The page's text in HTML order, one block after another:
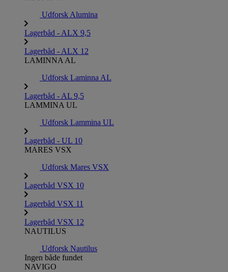
Udforsk Alumina
Lagerbåd - ALX 9,5
Lagerbåd - ALX 12
LAMINNA AL
Udforsk Laminna AL
Lagerbåd - AL 9,5
LAMMINA UL
Udforsk Lammina UL
Lagerbåd - UL 10
MARES VSX
Udforsk Mares VSX
Lagerbåd VSX 10
Lagerbåd VSX 11
Lagerbåd VSX 12
NAUTILUS
Udforsk Nautilus
Ingen både fundet
NAVIGO